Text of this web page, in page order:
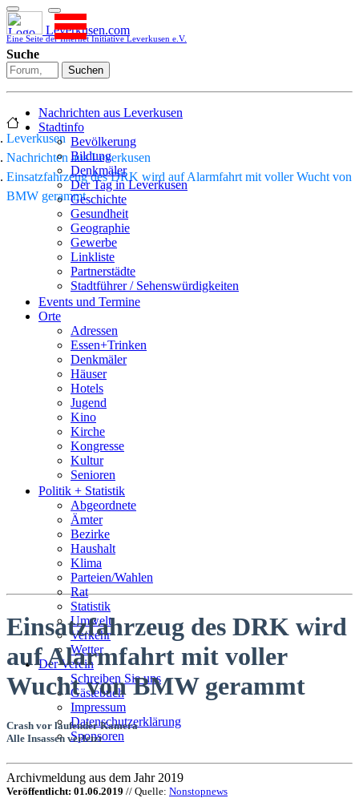
Leverkusen.com
Eine Seite der Internet Initiative Leverkusen e.V.
Suche
Suchen
Nachrichten aus Leverkusen
Stadtinfo
Bevölkerung
Bildung
Denkmäler
Der Tag in Leverkusen
Geschichte
Gesundheit
Geographie
Gewerbe
Linkliste
Partnerstädte
Stadtführer / Sehenswürdigkeiten
Stadtplan
Sport
Who is who
Wohnen
Events und Termine
Orte
Adressen
Essen+Trinken
Denkmäler
Häuser
Hotels
Jugend
Kino
Kirche
Kongresse
Kultur
Senioren
Stadtführer
Straßen
Politik + Statistik
Abgeordnete
Ämter
Bezirke
Haushalt
Klima
Parteien/Wahlen
Rat
Statistik
Umwelt
Verkehr
Wetter
Der Verein
Schreiben Sie uns
Gästebuch
Impressum
Datenschutzerklärung
Sponsoren
Leverkusen
Nachrichten aus Leverkusen
Einsatzfahrzeug des DRK wird auf Alarmfahrt mit voller Wucht von
BMW gerammt
Einsatzfahrzeug des DRK wird
auf Alarmfahrt mit voller
Wucht von BMW gerammt
Crash vor laufender Kamera
Alle Insassen verletzt
Archivmeldung aus dem Jahr 2019
Veröffentlicht: 01.06.2019 // Quelle: Nonstopnews